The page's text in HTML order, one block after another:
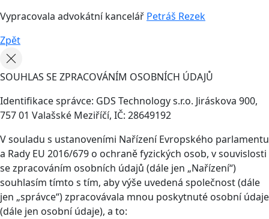
Vypracovala advokátní kancelář Petráš Rezek
Zpět
SOUHLAS SE ZPRACOVÁNÍM OSOBNÍCH ÚDAJŮ
Identifikace správce: GDS Technology s.r.o. Jiráskova 900,
757 01 Valašské Meziříčí, IČ: 28649192
V souladu s ustanoveními Nařízení Evropského parlamentu
a Rady EU 2016/679 o ochraně fyzických osob, v souvislosti
se zpracováním osobních údajů (dále jen „Nařízení“)
souhlasím tímto s tím, aby výše uvedená společnost (dále
jen „správce“) zpracovávala mnou poskytnuté osobní údaje
(dále jen osobní údaje), a to: